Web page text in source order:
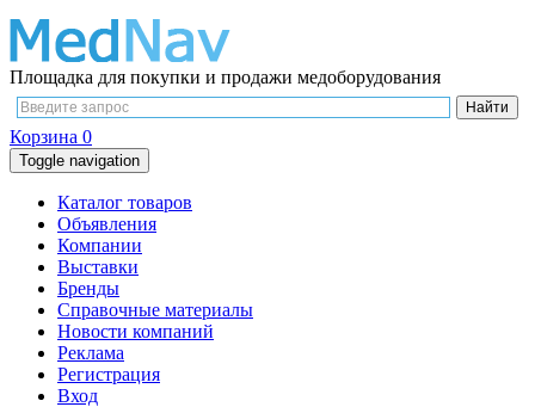
Площадка для покупки и продажи медоборудования
Корзина 0
Toggle navigation
Каталог товаров
Объявления
Компании
Выставки
Бренды
Справочные материалы
Новости компаний
Реклама
Регистрация
Вход